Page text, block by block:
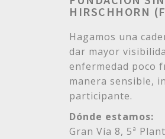
HIRSCHHORN
Hagamos una
dar mayor
enfermedad poco
manera sensible,
participante.
Dónde estamos:
Gran Vía 8, 5ª